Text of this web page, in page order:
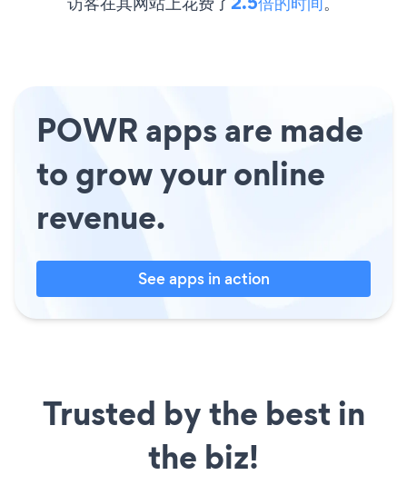
POWR apps are made
to grow your online
revenue.
See apps in action
Trusted by the best in
the biz!